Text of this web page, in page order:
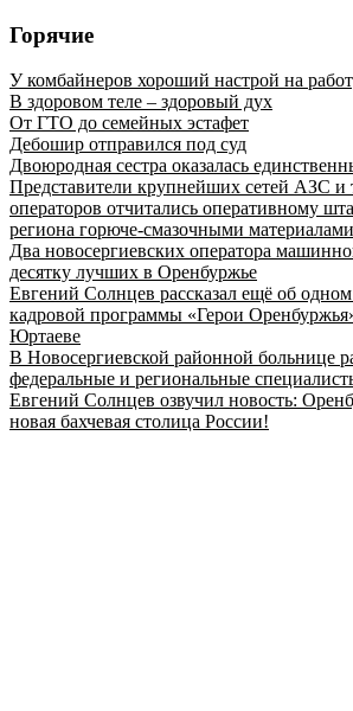
Горячие
У комбайнеров хороший настрой на
В здоровом теле – здоровый дух
От ГТО до семейных эстафет
Дебошир отправился под суд
Двоюродная сестра оказалась
Представители крупнейших сетей АЗС и
операторов отчитались оперативному
региона горюче‑смазочными материалами
Два новосергиевских оператора
десятку лучших в Оренбуржье
Евгений Солнцев рассказал ещё об
кадровой программы «Герои
Юртаеве
В Новосергиевской районной больнице
федеральные и региональные
Евгений Солнцев озвучил новость:
новая бахчевая столица России!